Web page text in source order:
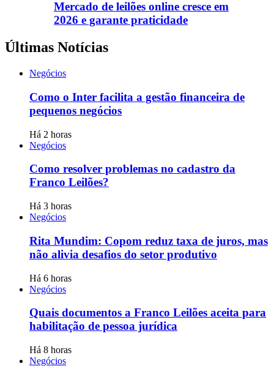
Mercado de leilões online cresce em
2026 e garante praticidade
Últimas Notícias
Negócios
Como o Inter facilita a gestão financeira de
pequenos negócios
Há 2 horas
Negócios
Como resolver problemas no cadastro da
Franco Leilões?
Há 3 horas
Negócios
Rita Mundim: Copom reduz taxa de juros, mas
não alivia desafios do setor produtivo
Há 6 horas
Negócios
Quais documentos a Franco Leilões aceita para
habilitação de pessoa jurídica
Há 8 horas
Negócios